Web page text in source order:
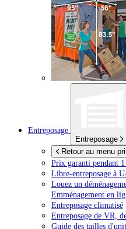
Entreposage
Entreposage
Retour au menu
Prix garanti pendant 1
Libre-entreposage à
Louez un
Emménagement en
Entreposage climatisé
Entreposage de VR,
Guide des tailles